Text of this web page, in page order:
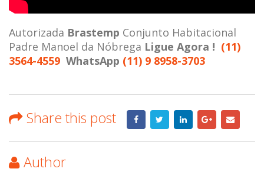
Autorizada Brastemp Conjunto Habitacional
Padre Manoel da Nóbrega Ligue Agora ! (11)
3564-4559 WhatsApp (11) 9 8958-3703
Share this post
Author